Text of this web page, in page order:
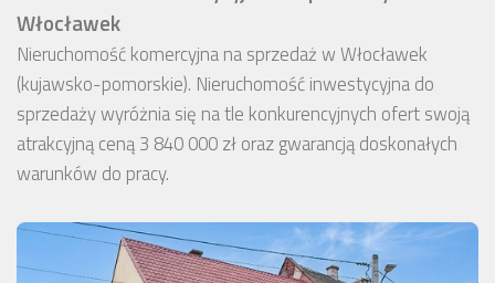
Włocławek
Nieruchomość komercyjna na sprzedaż w Włocławek
(kujawsko-pomorskie). Nieruchomość inwestycyjna do
sprzedaży wyróżnia się na tle konkurencyjnych ofert swoją
atrakcyjną ceną 3 840 000 zł oraz gwarancją doskonałych
warunków do pracy.